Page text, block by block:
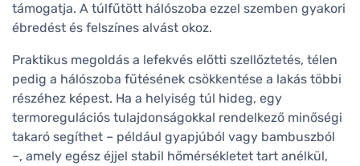
támogatja. A túlfűtött hálószoba ezzel szemben gyakori
ébredést és felszínes alvást okoz.
Praktikus megoldás a lefekvés előtti szellőztetés, télen
pedig a hálószoba fűtésének csökkentése a lakás többi
részéhez képest. Ha a helyiség túl hideg, egy
termoregulációs tulajdonságokkal rendelkező minőségi
takaró segíthet – például gyapjúból vagy bambuszból
–, amely egész éjjel stabil hőmérsékletet tart anélkül,